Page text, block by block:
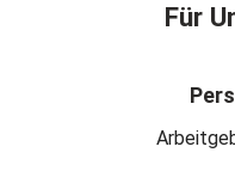
Für